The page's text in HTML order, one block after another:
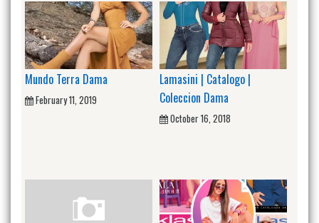
Mundo Terra Dama
February 11, 2019
Lamasini | Catalogo |
Coleccion Dama
October 16, 2018